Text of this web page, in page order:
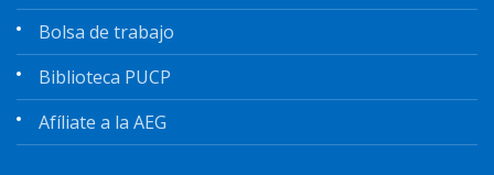
Bolsa de trabajo
Biblioteca PUCP
Afíliate a la AEG